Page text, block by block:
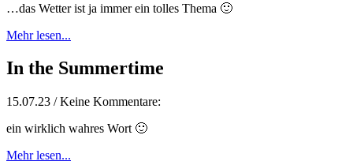
…das Wetter ist ja immer ein tolles Thema 🙂
Mehr lesen...
In the Summertime
15.07.23 / Keine Kommentare:
ein wirklich wahres Wort 🙂
Mehr lesen...